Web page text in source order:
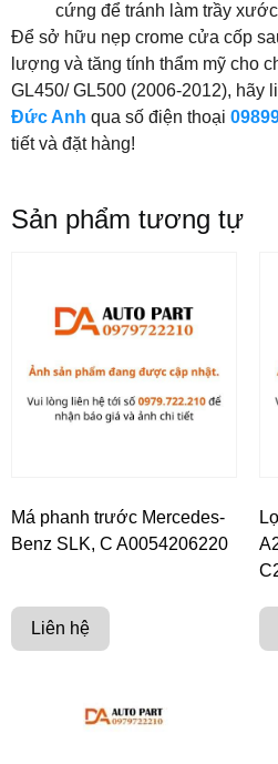
cứng để tránh làm trầy
Để sở hữu nẹp crome cửa cốp
lượng và tăng tính thẩm mỹ cho
GL450/ GL500 (2006-2012), hãy
Đức Anh qua số điện thoại
tiết và đặt hàng!
Sản phẩm tương tự
Má phanh trước Mercedes-
Benz SLK, C A0054206220
Liên hệ